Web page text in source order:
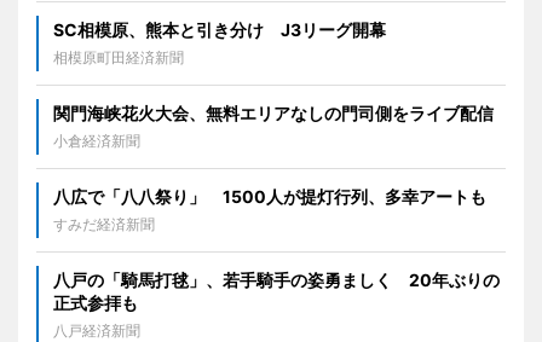
SC相模原、熊本と引き分け J3リーグ開幕
相模原町田経済新聞
関門海峡花火大会、無料エリアなしの門司側をライブ配信
小倉経済新聞
八広で「八八祭り」 1500人が提灯行列、多幸アートも
すみだ経済新聞
八戸の「騎馬打毬」、若手騎手の姿勇ましく 20年ぶりの
正式参拝も
八戸経済新聞